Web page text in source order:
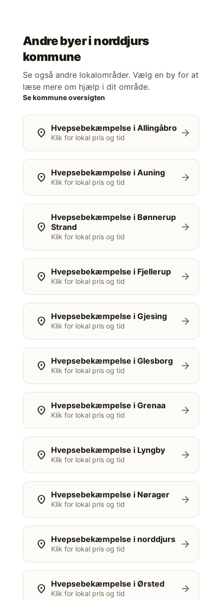
Andre byer i norddjurs
kommune
Se også andre lokalområder. Vælg en by for at
læse mere om hjælp i dit område.
Se kommune oversigten
location_on Hvepsebekæmpelse i Allingåbro
Klik for lokal pris og tid arrow_forward
location_on Hvepsebekæmpelse i Auning
Klik for lokal pris og tid arrow_forward
location_on
Hvepsebekæmpelse i Bønnerup
Strand
Klik for lokal pris og tid
arrow_forward
location_on Hvepsebekæmpelse i Fjellerup
Klik for lokal pris og tid arrow_forward
location_on Hvepsebekæmpelse i Gjesing
Klik for lokal pris og tid arrow_forward
location_on Hvepsebekæmpelse i Glesborg
Klik for lokal pris og tid arrow_forward
location_on Hvepsebekæmpelse i Grenaa
Klik for lokal pris og tid arrow_forward
location_on Hvepsebekæmpelse i Lyngby
Klik for lokal pris og tid arrow_forward
location_on Hvepsebekæmpelse i Nørager
Klik for lokal pris og tid arrow_forward
location_on Hvepsebekæmpelse i norddjurs
Klik for lokal pris og tid arrow_forward
location_on Hvepsebekæmpelse i Ørsted
Klik for lokal pris og tid arrow_forward